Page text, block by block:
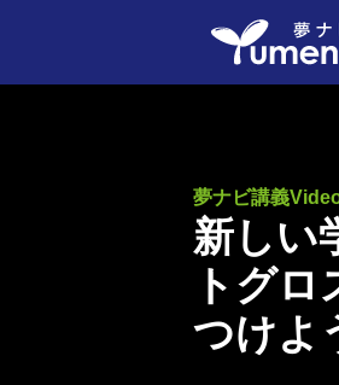
夢ナビ講義
新しい
トグ
つけよ